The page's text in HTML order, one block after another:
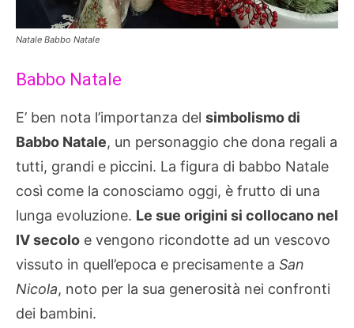
Natale Babbo Natale
Babbo Natale
E’ ben nota l’importanza del simbolismo di
Babbo Natale, un personaggio che dona regali a
tutti, grandi e piccini. La figura di babbo Natale
così come la conosciamo oggi, è frutto di una
lunga evoluzione. Le sue origini si collocano nel
IV secolo e vengono ricondotte ad un vescovo
vissuto in quell’epoca e precisamente a San
Nicola, noto per la sua generosità nei confronti
dei bambini.